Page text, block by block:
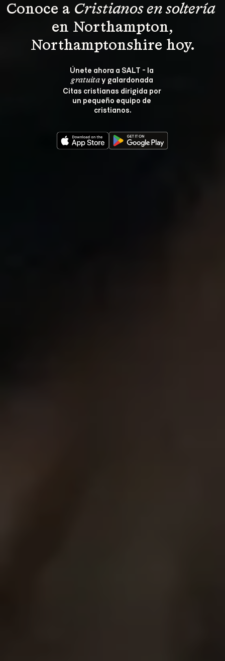
Conoce a Cristianos en soltería
en Northampton,
Northamptonshire hoy.
Únete ahora a SALT - la
gratuita y galardonada
Citas cristianas dirigida por
un pequeño equipo de
cristianos.